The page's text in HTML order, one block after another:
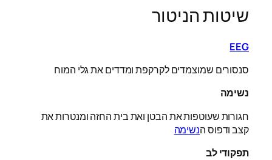
שיטות הניטור
EEG
סנסורים שמוצמדים לקרקפת ומדדים את גלי המוח
נשימה
חגורות שעוטפות את הבטן ואת בית החזה ומנטרות את
קצב ודפוס הנשימה
תפקודי לב